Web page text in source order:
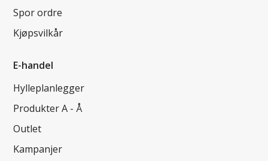
Spor ordre
Kjøpsvilkår
E-handel
Hylleplanlegger
Produkter A - Å
Outlet
Kampanjer